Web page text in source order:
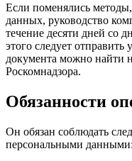
Если поменялись
данных, руководство
течение десяти дней со
этого следует отправить
документа можно найти
Роскомнадзора.
Обязанности
Он обязан соблюдать
персональными данными: